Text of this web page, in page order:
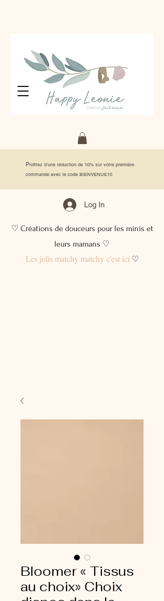
Profitez d'une réduction de 10% sur votre première
commande avec le code BIENVENUE10
Log In
♡ Créations de douceurs pour les minis et
leurs mamans ♡
Les jolis matchy matchy c'est ici♡
Bloomer « Tissus
au choix» Choix